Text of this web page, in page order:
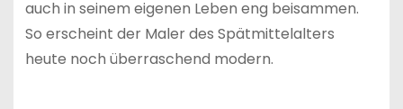
auch in seinem eigenen Leben eng beisammen.
So erscheint der Maler des Spätmittelalters
heute noch überraschend modern.